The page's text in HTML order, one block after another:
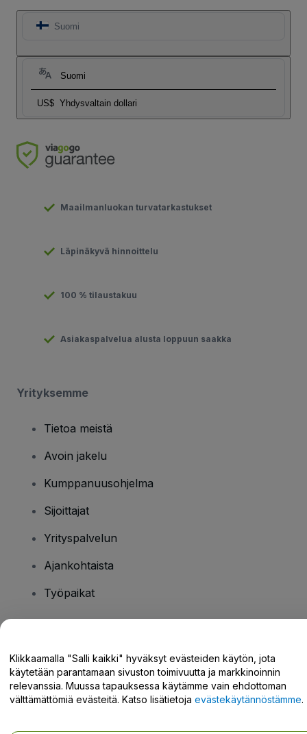
Suomi
Suomi
US$ Yhdysvaltain dollari
Maailmanluokan turvatarkastukset
Läpinäkyvä hinnoittelu
100 % tilaustakuu
Asiakaspalvelua alusta loppuun saakka
Yrityksemme
Tietoa meistä
Avoin jakelu
Kumppanuusohjelma
Sijoittajat
Yrityspalvelun
Ajankohtaista
Työpaikat
Tukikeskus / Ota meihin yhteyttä
Klikkaamalla "Salli kaikki" hyväksyt evästeiden käytön, jota
käytetään parantamaan sivuston toimivuutta ja markkinoinnin
relevanssia. Muussa tapauksessa käytämme vain ehdottoman
välttämättömiä evästeitä. Katso lisätietoja evästekäytännöstämme.